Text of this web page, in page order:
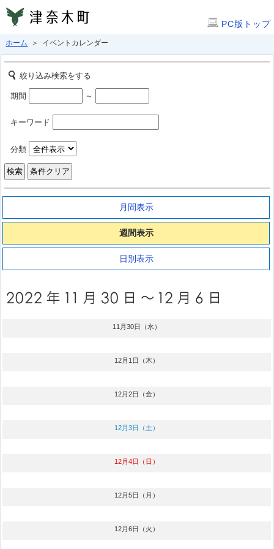
PC版トップ
ホーム ＞ イベントカレンダー
絞り込み検索をする
期間 ～
キーワード
分類
月間表示
週間表示
日別表示
11月30日（水）
12月1日（木）
12月2日（金）
12月3日（土）
12月4日（日）
12月5日（月）
12月6日（火）